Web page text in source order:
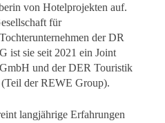
von Hotelprojekten auf.
für
der DR
ist sie seit 2021 ein Joint
und der DER Touristik
der REWE Group).
langjährige Erfahrungen